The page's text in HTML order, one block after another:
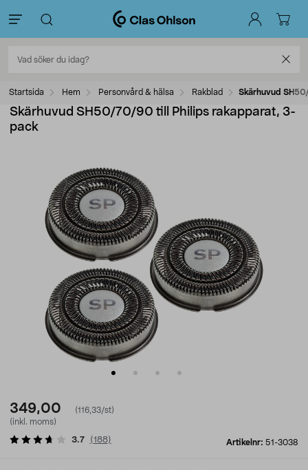
Startsida Hem Personvård & hälsa Rakblad Skärhuvud
Skärhuvud SH50/70/90 till Philips rakapparat, 3-
pack
349,00
(116,33/st)
(inkl. moms)
Artikelnr: 51-3038
3.7 (188)